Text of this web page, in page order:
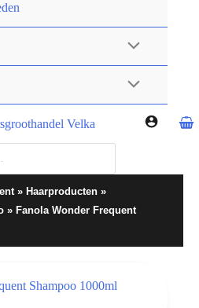
» Haarproducten »
» Fanola Wonder Frequent